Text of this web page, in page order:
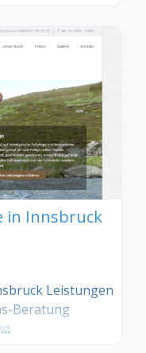
anderen
in Innsbruck
Leistungen
Beratung